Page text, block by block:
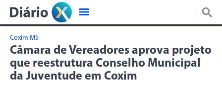
Coxim MS
Câmara de Vereadores aprova projeto
que reestrutura Conselho Municipal
da Juventude em Coxim